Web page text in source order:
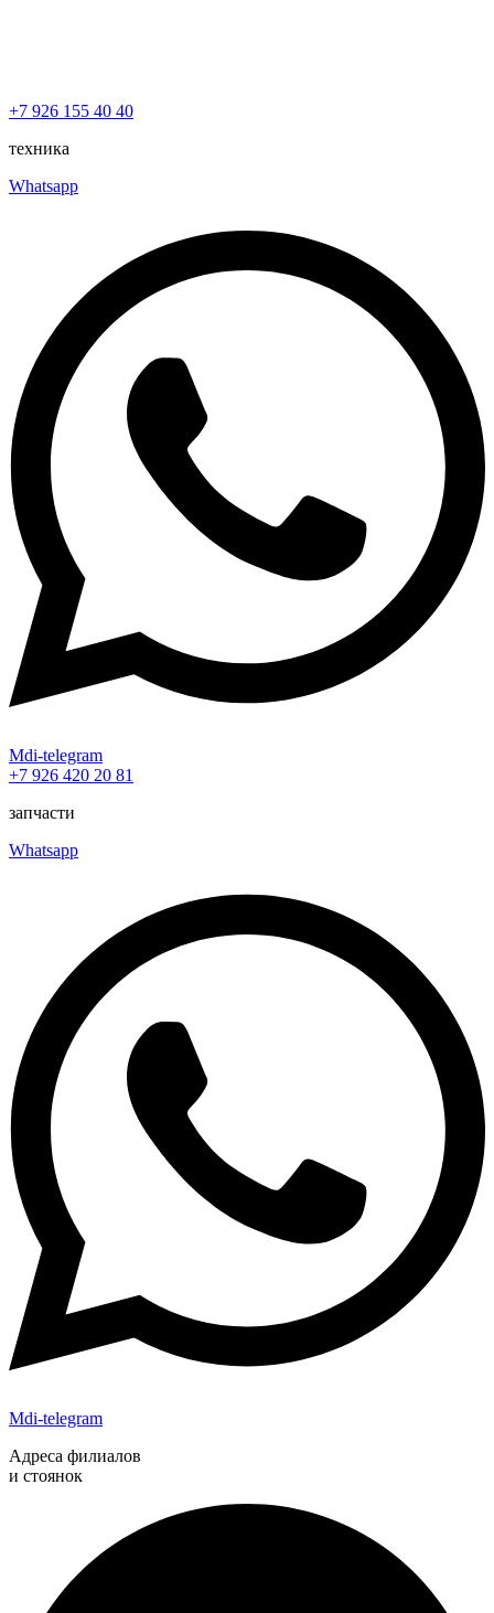
+7 926 155 40 40
техника
Whatsapp
Mdi-telegram
+7 926 420 20 81
запчасти
Whatsapp
Mdi-telegram
Адреса филиалов
и стоянок